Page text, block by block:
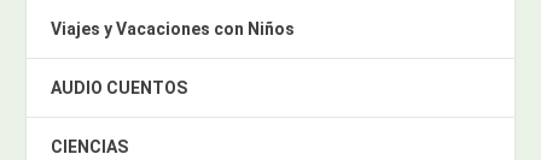
Viajes y Vacaciones con Niños
AUDIO CUENTOS
CIENCIAS